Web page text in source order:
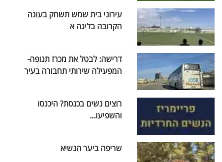
עירוני בית שמש תשחק בעונה
הקרובה בליגה א
דרישה: לבטל את מכרז תנופה-
המפעילה שירותי תחבורה בעיר
רוצים נשים בכנסת? היכנסו
והשפיעו...
שריפה ביער הנשיא